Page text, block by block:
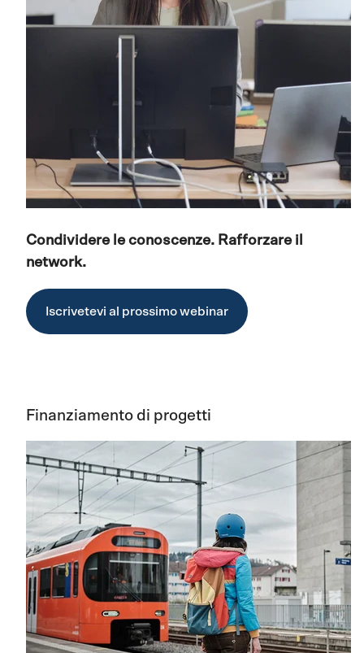
Condividere le conoscenze. Rafforzare il
network.
Iscrivetevi al prossimo webinar
Finanziamento di progetti